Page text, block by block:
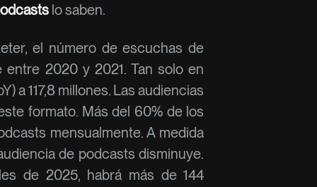
lo saben.
el número de escuchas de
2020 y 2021. Tan solo en
a 117,8 millones. Las audiencias
formato. Más del 60% de los
mensualmente. A medida
de podcasts disminuye.
de 2025, habrá más de 144